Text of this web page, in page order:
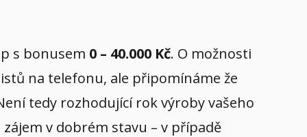
s bonusem 0 – 40.000 Kč. O možnosti
na telefonu, ale připomínáme že
tedy rozhodující rok výroby vašeho
v dobrém stavu – v případě